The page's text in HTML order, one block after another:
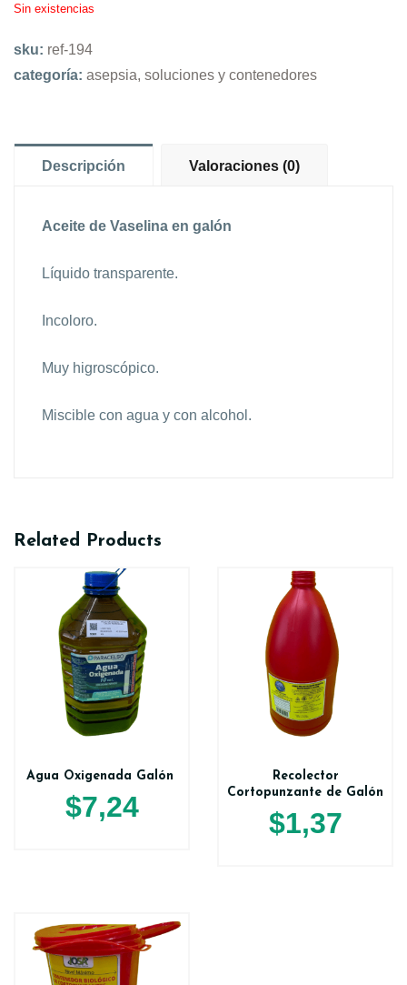
Sin existencias
sku: ref-194
categoría: asepsia, soluciones y contenedores
Descripción Valoraciones (0)
Aceite de Vaselina en galón
Líquido transparente.
Incoloro.
Muy higroscópico.
Miscible con agua y con alcohol.
Related Products
Agua Oxigenada Galón
$7,24
Recolector
Cortopunzante de Galón
$1,37